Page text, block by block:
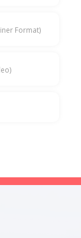
Format)